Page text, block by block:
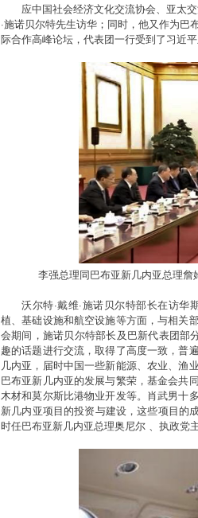
应中国社会经济文化交流协会、亚太
·施诺贝尔特先生访华；同时，他又作为巴
际合作高峰论坛，代表团一行受到了习近
李强总理同巴布亚新几内亚总理詹
沃尔特·戴维·施诺贝尔特部长在访
植、基础设施和航空设施等方面，与相关
会期间，施诺贝尔特部长及巴新代表团部
趣的话题进行交流，取得了高度一致，普
几内亚，届时中国一些新能源、农业、渔
巴布亚新几内亚的发展与繁荣，基金会共
木材和莫尔斯比港物业开发等。肖武男十
新几内亚项目的投资与建设，这些项目的
时任巴布亚新几内亚总理奥尼尔 、执政党